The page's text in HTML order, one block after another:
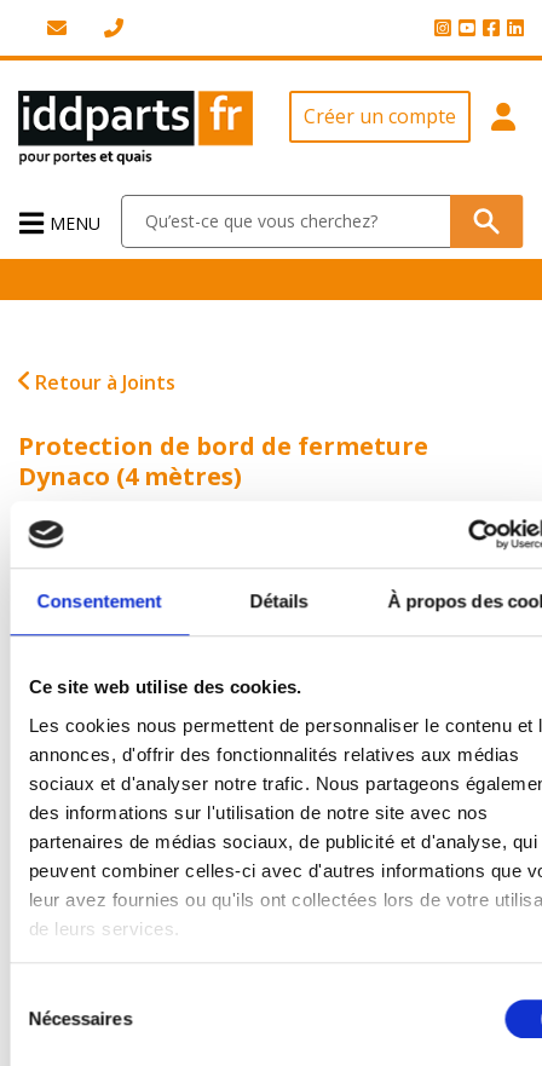
Consentement Détails À propos des
Ce site web utilise des cookies.
Les cookies nous permettent de personnaliser le contenu et
annonces, d'offrir des fonctionnalités relatives aux médias
sociaux et d'analyser notre trafic. Nous partageons
des informations sur l'utilisation de notre site avec nos
partenaires de médias sociaux, de publicité et d'analyse, qui
peuvent combiner celles-ci avec d'autres informations que
leur avez fournies ou qu'ils ont collectées lors de votre
de leurs services.
Nécessaires
Créer un compte
MENU
Retour à Joints
Protection de bord de fermeture
Dynaco (4 mètres)
Nr. Art: 1604009
Kit de mise à niveau Advanced WDD Full 2
(Profil+Émetteur+Sac noir+Récepteur) (Max 4000
Poids: 7 Kg
Enregistrerou seSe connecterpour voir votre prix!